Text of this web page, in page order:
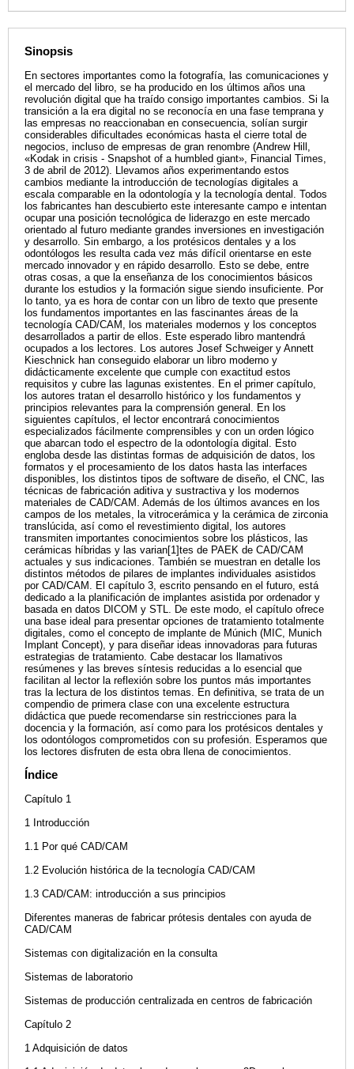
Sinopsis
En sectores importantes como la fotografía, las comunicaciones y
el mercado del libro, se ha producido en los últimos años una
revolución digital que ha traído consigo importantes cambios. Si la
transición a la era digital no se reconocía en una fase temprana y
las empresas no reaccionaban en consecuencia, solían surgir
considerables dificultades económicas hasta el cierre total de
negocios, incluso de empresas de gran renombre (Andrew Hill,
«Kodak in crisis - Snapshot of a humbled giant», Financial Times,
3 de abril de 2012). Llevamos años experimentando estos
cambios mediante la introducción de tecnologías digitales a
escala comparable en la odontología y la tecnología dental. Todos
los fabricantes han descubierto este interesante campo e intentan
ocupar una posición tecnológica de liderazgo en este mercado
orientado al futuro mediante grandes inversiones en investigación
y desarrollo. Sin embargo, a los protésicos dentales y a los
odontólogos les resulta cada vez más difícil orientarse en este
mercado innovador y en rápido desarrollo. Esto se debe, entre
otras cosas, a que la enseñanza de los conocimientos básicos
durante los estudios y la formación sigue siendo insuficiente. Por
lo tanto, ya es hora de contar con un libro de texto que presente
los fundamentos importantes en las fascinantes áreas de la
tecnología CAD/CAM, los materiales modernos y los conceptos
desarrollados a partir de ellos. Este esperado libro mantendrá
ocupados a los lectores. Los autores Josef Schweiger y Annett
Kieschnick han conseguido elaborar un libro moderno y
didácticamente excelente que cumple con exactitud estos
requisitos y cubre las lagunas existentes. En el primer capítulo,
los autores tratan el desarrollo histórico y los fundamentos y
principios relevantes para la comprensión general. En los
siguientes capítulos, el lector encontrará conocimientos
especializados fácilmente comprensibles y con un orden lógico
que abarcan todo el espectro de la odontología digital. Esto
engloba desde las distintas formas de adquisición de datos, los
formatos y el procesamiento de los datos hasta las interfaces
disponibles, los distintos tipos de software de diseño, el CNC, las
técnicas de fabricación aditiva y sustractiva y los modernos
materiales de CAD/CAM. Además de los últimos avances en los
campos de los metales, la vitrocerámica y la cerámica de zirconia
translúcida, así como el revestimiento digital, los autores
transmiten importantes conocimientos sobre los plásticos, las
cerámicas híbridas y las varian[1]tes de PAEK de CAD/CAM
actuales y sus indicaciones. También se muestran en detalle los
distintos métodos de pilares de implantes individuales asistidos
por CAD/CAM. El capítulo 3, escrito pensando en el futuro, está
dedicado a la planificación de implantes asistida por ordenador y
basada en datos DICOM y STL. De este modo, el capítulo ofrece
una base ideal para presentar opciones de tratamiento totalmente
digitales, como el concepto de implante de Múnich (MIC, Munich
Implant Concept), y para diseñar ideas innovadoras para futuras
estrategias de tratamiento. Cabe destacar los llamativos
resúmenes y las breves síntesis reducidas a lo esencial que
facilitan al lector la reflexión sobre los puntos más importantes
tras la lectura de los distintos temas. En definitiva, se trata de un
compendio de primera clase con una excelente estructura
didáctica que puede recomendarse sin restricciones para la
docencia y la formación, así como para los protésicos dentales y
los odontólogos comprometidos con su profesión. Esperamos que
los lectores disfruten de esta obra llena de conocimientos.
Índice
Capítulo 1
1 Introducción
1.1 Por qué CAD/CAM
1.2 Evolución histórica de la tecnología CAD/CAM
1.3 CAD/CAM: introducción a sus principios
Diferentes maneras de fabricar prótesis dentales con ayuda de
CAD/CAM
Sistemas con digitalización en la consulta
Sistemas de laboratorio
Sistemas de producción centralizada en centros de fabricación
Capítulo 2
1 Adquisición de datos